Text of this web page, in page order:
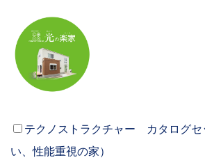
テクノストラクチャー カタログセ
い、性能重視の家）